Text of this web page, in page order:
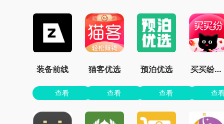
装备前线
查看
猫客优选
查看
预泊优选
查看
买买纷免费版app
查